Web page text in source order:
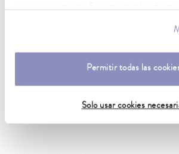
Permitir todas las
Solo usar cookies
DIN 12876)
Peso